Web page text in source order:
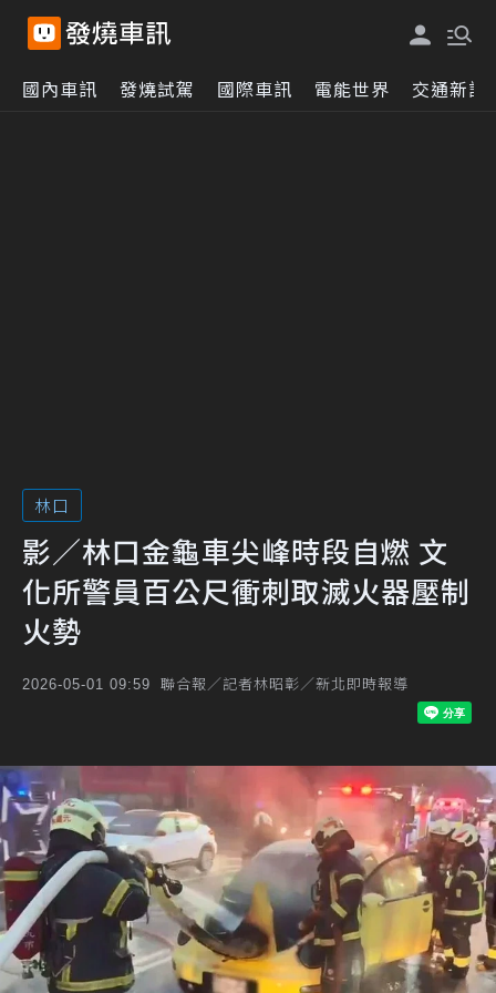
國內車訊 發燒試駕 國際車訊 電能世界 交通新訊
林口
影／林口金龜車尖峰時段自燃 文
化所警員百公尺衝刺取滅火器壓制
火勢
2026-05-01 09:59 聯合報／記者林昭彰／新北即時報導